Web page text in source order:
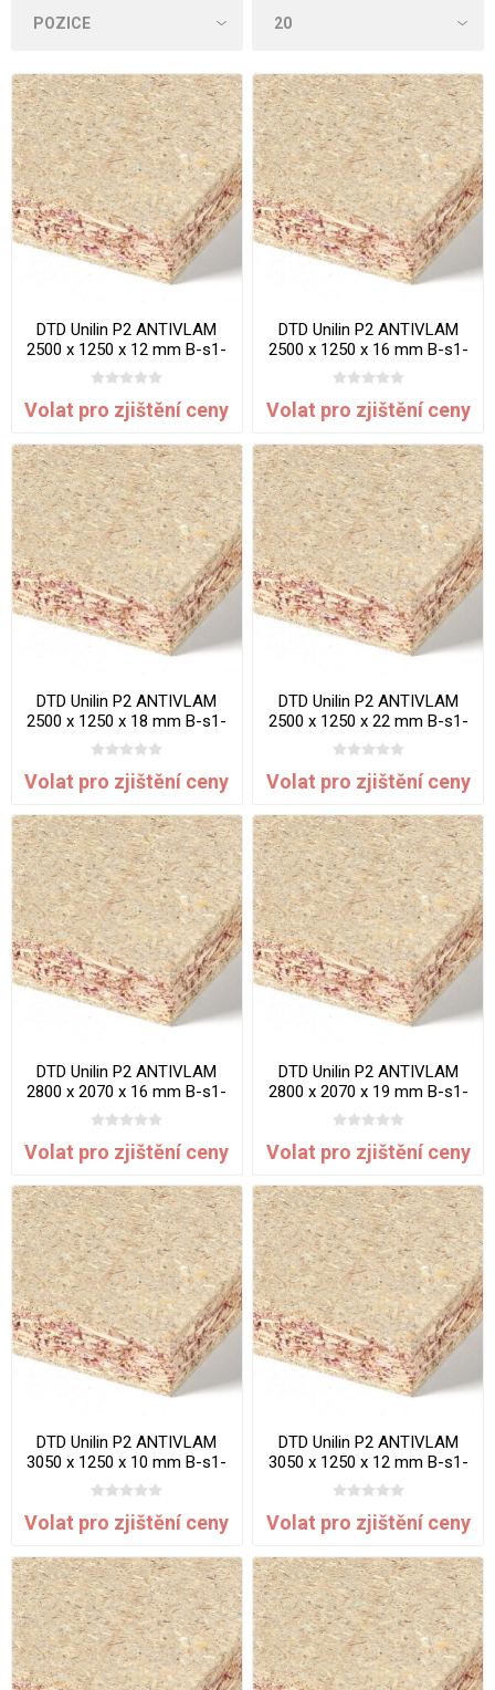
DTD Unilin P2 ANTIVLAM
2500 x 1250 x 12 mm B-s1-
d0
Volat pro zjištění ceny
DTD Unilin P2 ANTIVLAM
2500 x 1250 x 16 mm B-s1-
d0
Volat pro zjištění ceny
DTD Unilin P2 ANTIVLAM
2500 x 1250 x 18 mm B-s1-
d0
Volat pro zjištění ceny
DTD Unilin P2 ANTIVLAM
2500 x 1250 x 22 mm B-s1-
d0
Volat pro zjištění ceny
DTD Unilin P2 ANTIVLAM
2800 x 2070 x 16 mm B-s1-
d0
Volat pro zjištění ceny
DTD Unilin P2 ANTIVLAM
2800 x 2070 x 19 mm B-s1-
d0
Volat pro zjištění ceny
DTD Unilin P2 ANTIVLAM
3050 x 1250 x 10 mm B-s1-
d0
Volat pro zjištění ceny
DTD Unilin P2 ANTIVLAM
3050 x 1250 x 12 mm B-s1-
d0
Volat pro zjištění ceny